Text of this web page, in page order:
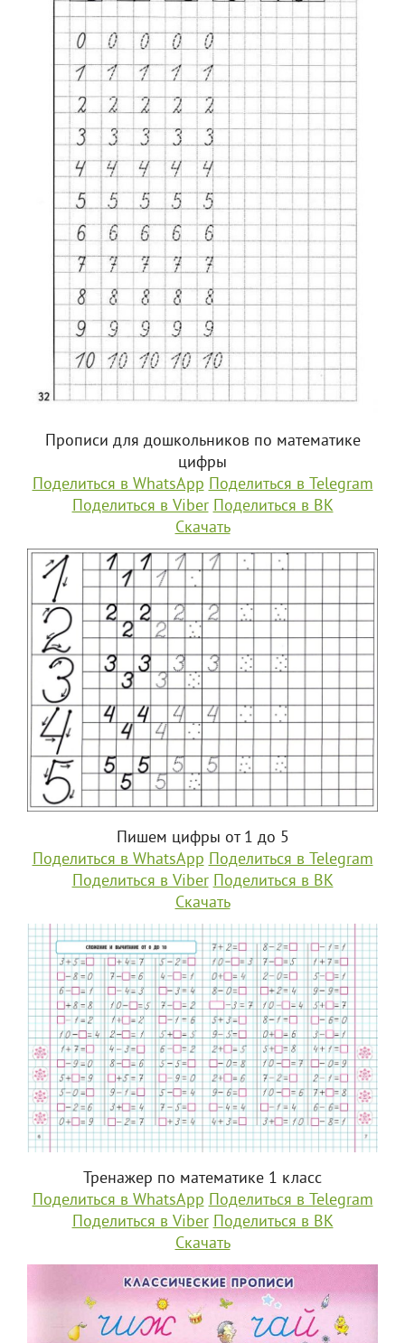
Прописи для дошкольников по математике
цифры
Поделиться в WhatsApp Поделиться в Telegram
Поделиться в Viber Поделиться в ВК
Скачать
Пишем цифры от 1 до 5
Поделиться в WhatsApp Поделиться в Telegram
Поделиться в Viber Поделиться в ВК
Скачать
Тренажер по математике 1 класс
Поделиться в WhatsApp Поделиться в Telegram
Поделиться в Viber Поделиться в ВК
Скачать